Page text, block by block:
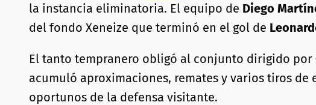
la instancia eliminatoria. El equipo de Diego
del fondo Xeneize que terminó en el gol de
El tanto tempranero obligó al conjunto dirigido por
acumuló aproximaciones, remates y varios tiros
oportunos de la defensa visitante.